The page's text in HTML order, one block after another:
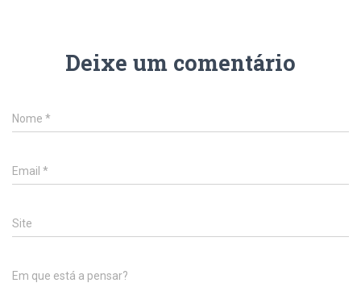
Deixe um comentário
Nome *
Email *
Site
Em que está a pensar?